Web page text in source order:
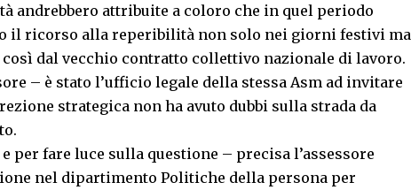
andrebbero attribuite a coloro che in quel periodo
il ricorso alla reperibilità non solo nei giorni festivi ma
dal vecchio contratto collettivo nazionale di lavoro.
– è stato l’ufficio legale della stessa Asm ad invitare
strategica non ha avuto dubbi sulla strada da
per fare luce sulla questione – precisa l’assessore
nel dipartimento Politiche della persona per